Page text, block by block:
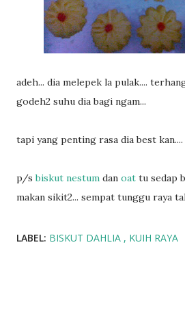
adeh... dia melepek la pulak....
godeh2 suhu dia bagi ngam...
tapi yang penting rasa dia best kan....
p/sbiskut nestum dan oat tu sedap
makan sikit2... sempat tunggu raya
LABEL: BISKUT DAHLIA KUIH RAYA